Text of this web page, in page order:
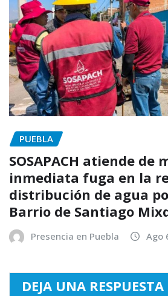
PUEBLA
SOSAPACH atiende de
inmediata fuga en la
distribución de agua
Barrio de Santiago
Presencia en Puebla Ago
DEJA UNA RESPUESTA